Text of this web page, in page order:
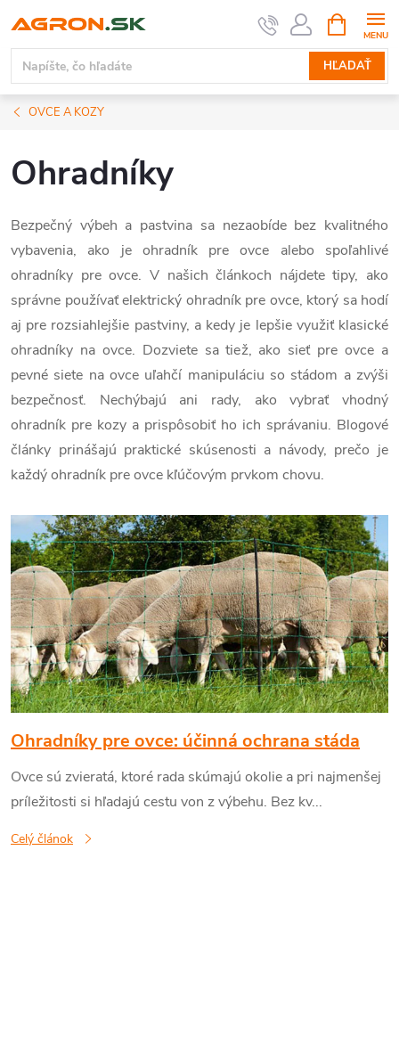
na
obsah
HĽADAŤ
KOŠÍK
OVCE A KOZY
Ohradníky
Bezpečný výbeh a pastvina sa nezaobíde bez kvalitného
vybavenia, ako je ohradník pre ovce alebo spoľahlivé
ohradníky pre ovce. V našich článkoch nájdete tipy, ako
správne používať elektrický ohradník pre ovce, ktorý sa hodí
aj pre rozsiahlejšie pastviny, a kedy je lepšie využiť klasické
ohradníky na ovce. Dozviete sa tiež, ako sieť pre ovce a
pevné siete na ovce uľahčí manipuláciu so stádom a zvýši
bezpečnosť. Nechýbajú ani rady, ako vybrať vhodný
ohradník pre kozy a prispôsobiť ho ich správaniu. Blogové
články prinášajú praktické skúsenosti a návody, prečo je
každý ohradník pre ovce kľúčovým prvkom chovu.
V
ý
p
i
s
č
l
á
Ohradníky pre ovce: účinná ochrana stáda
Ovce sú zvieratá, ktoré rada skúmajú okolie a pri najmenšej
príležitosti si hľadajú cestu von z výbehu. Bez kv...
Celý článok